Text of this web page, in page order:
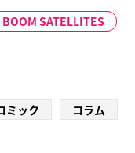
SATELLITES
ミック
コラム